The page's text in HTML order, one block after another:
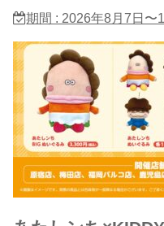
期間 : 2026年8月7日〜